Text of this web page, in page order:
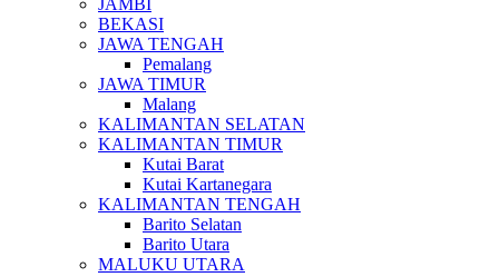
JAMBI
BEKASI
JAWA TENGAH
Pemalang
JAWA TIMUR
Malang
KALIMANTAN SELATAN
KALIMANTAN TIMUR
Kutai Barat
Kutai Kartanegara
KALIMANTAN TENGAH
Barito Selatan
Barito Utara
MALUKU UTARA